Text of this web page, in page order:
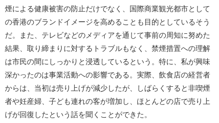
煙による健康被害の防止だけでなく、国際商業観光都市として
の香港のブランドイメージを高めることも目的としているそう
だ。また、テレビなどのメディアを通じて事前の周知に努めた
結果、取り締まりに対するトラブルもなく、禁煙措置への理解
は市民の間にしっかりと浸透しているという。特に、私が興味
深かったのは事業活動への影響である。実際、飲食店の経営者
からは、当初は売り上げが減少したが、しばらくすると非喫煙
者や妊産婦、子ども連れの客が増加し、ほとんどの店で売り上
げが回復したという話を聞くことができた。